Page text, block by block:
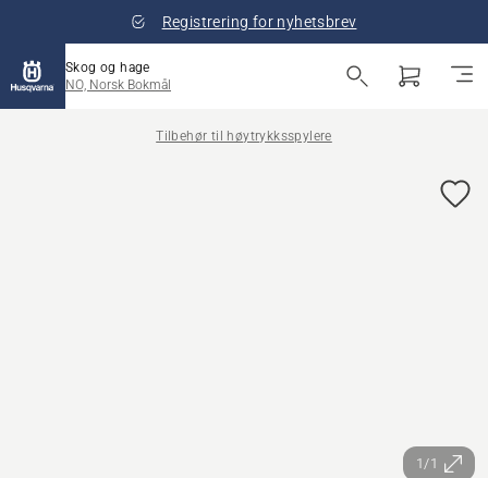
Registrering for nyhetsbrev
Skog og hage
NO, Norsk Bokmål
Tilbehør til høytrykksspylere
1/1